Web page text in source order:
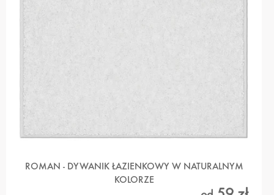
ROMAN - DYWANIK ŁAZIENKOWY W NATURALNYM
KOLORZE